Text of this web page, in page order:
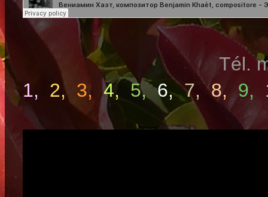
Tél.
1, 2, 3, 4, 5, 6, 7, 8,9,